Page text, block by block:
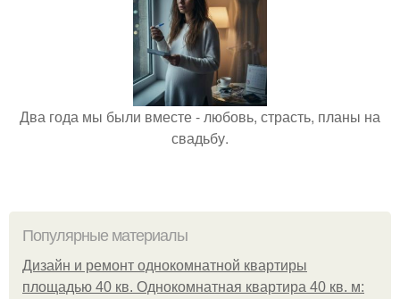
Два года мы были вместе - любовь, страсть, планы на
свадьбу.
Популярные материалы
Дизайн и ремонт однокомнатной квартиры
площадью 40 кв. Однокомнатная квартира 40 кв. м: